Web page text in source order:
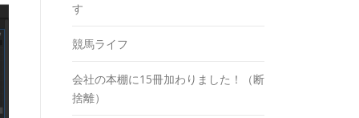
す
競馬ライフ
会社の本棚に15冊加わりました！（断
捨離）